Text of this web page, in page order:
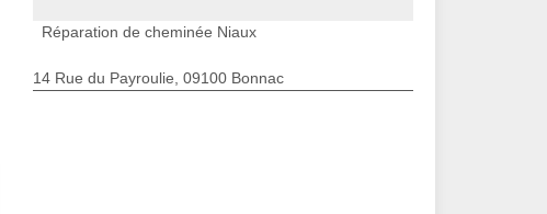
Réparation de cheminée Niaux
14 Rue du Payroulie, 09100 Bonnac